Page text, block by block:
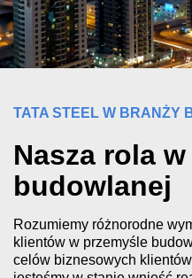
TATA STEEL W BRANŻY
Nasza rola
budowlanej
Rozumiemy różnorodne
klientów w przemyśle
celów biznesowych